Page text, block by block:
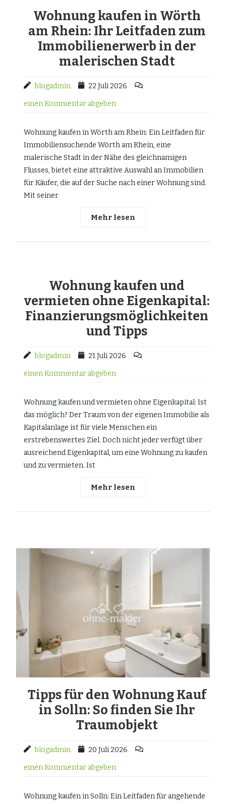
Wohnung kaufen in Wörth
am Rhein: Ihr Leitfaden zum
Immobilienerwerb in der
malerischen Stadt
blogadmin 22 Juli 2026
einen Kommentar abgeben
Wohnung kaufen in Wörth am Rhein: Ein Leitfaden für
Immobiliensuchende Wörth am Rhein, eine
malerische Stadt in der Nähe des gleichnamigen
Flusses, bietet eine attraktive Auswahl an Immobilien
für Käufer, die auf der Suche nach einer Wohnung sind.
Mit seiner
Mehr lesen
Wohnung kaufen und
vermieten ohne Eigenkapital:
Finanzierungsmöglichkeiten
und Tipps
blogadmin 21 Juli 2026
einen Kommentar abgeben
Wohnung kaufen und vermieten ohne Eigenkapital: Ist
das möglich? Der Traum von der eigenen Immobilie als
Kapitalanlage ist für viele Menschen ein
erstrebenswertes Ziel. Doch nicht jeder verfügt über
ausreichend Eigenkapital, um eine Wohnung zu kaufen
und zu vermieten. Ist
Mehr lesen
Tipps für den Wohnung Kauf
in Solln: So finden Sie Ihr
Traumobjekt
blogadmin 20 Juli 2026
einen Kommentar abgeben
Wohnung kaufen in Solln: Ein Leitfaden für angehende